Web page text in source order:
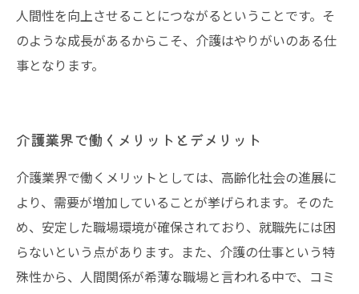
人間性を向上させることにつながるということです。そ
のような成長があるからこそ、介護はやりがいのある仕
事となります。
介護業界で働くメリットとデメリット
介護業界で働くメリットとしては、高齢化社会の進展に
より、需要が増加していることが挙げられます。そのた
め、安定した職場環境が確保されており、就職先には困
らないという点があります。また、介護の仕事という特
殊性から、人間関係が希薄な職場と言われる中で、コミ